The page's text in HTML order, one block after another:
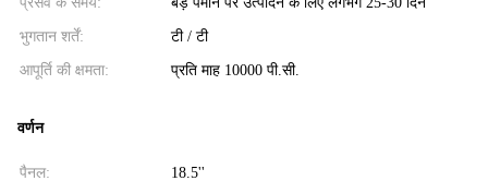
भुगतान शर्तें: टी / टी
आपूर्ति की क्षमता: प्रति माह 10000 पी.सी.
वर्णन
पैनल: 18.5''